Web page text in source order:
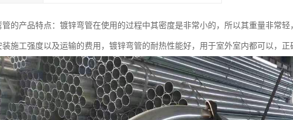
管的产品特点：镀锌弯管在使用的过程中其密度是非常小的，所以其重量非常
装施工强度以及运输的费用，镀锌弯管的耐热性能好，用于室外室内都可以，正